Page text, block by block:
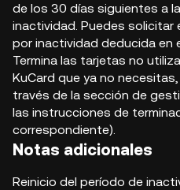
de los 30 días siguientes a
inactividad. Puedes solicitar
por inactividad deducida en
Termina las tarjetas no
KuCard que ya no
través de la sección de
las instrucciones de
correspondiente).
Notas adicionales
Reinicio del período de